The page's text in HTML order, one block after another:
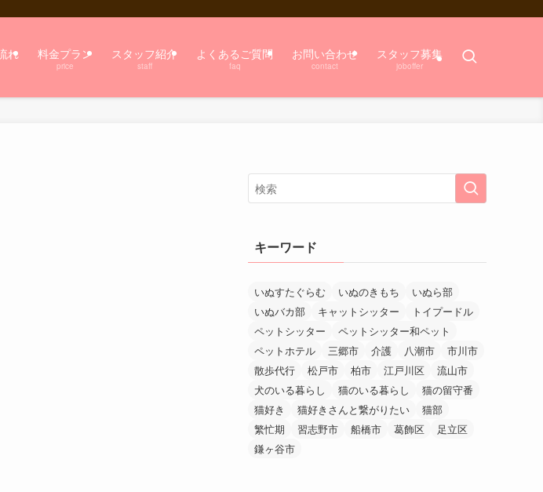
れ 料金プラン
price
スタッフ紹介
staff
よくあるご質問
faq
お問い合わせ
contact
スタッフ募集
joboffer
キーワード
いぬすたぐらむ いぬのきもち
いぬら部
いぬバカ部
キャットシッター
トイプードル
ペットシッター
ペットシッター和ペット
ペットホテル
三郷市 介護 八潮市
市川市
散歩代行
松戸市 柏市 江戸川区
流山市
犬のいる暮らし
猫のいる暮らし
猫の留守番
猫好き
猫好きさんと繋がりたい
猫部
繁忙期
習志野市 船橋市 葛飾区
足立区
鎌ヶ谷市